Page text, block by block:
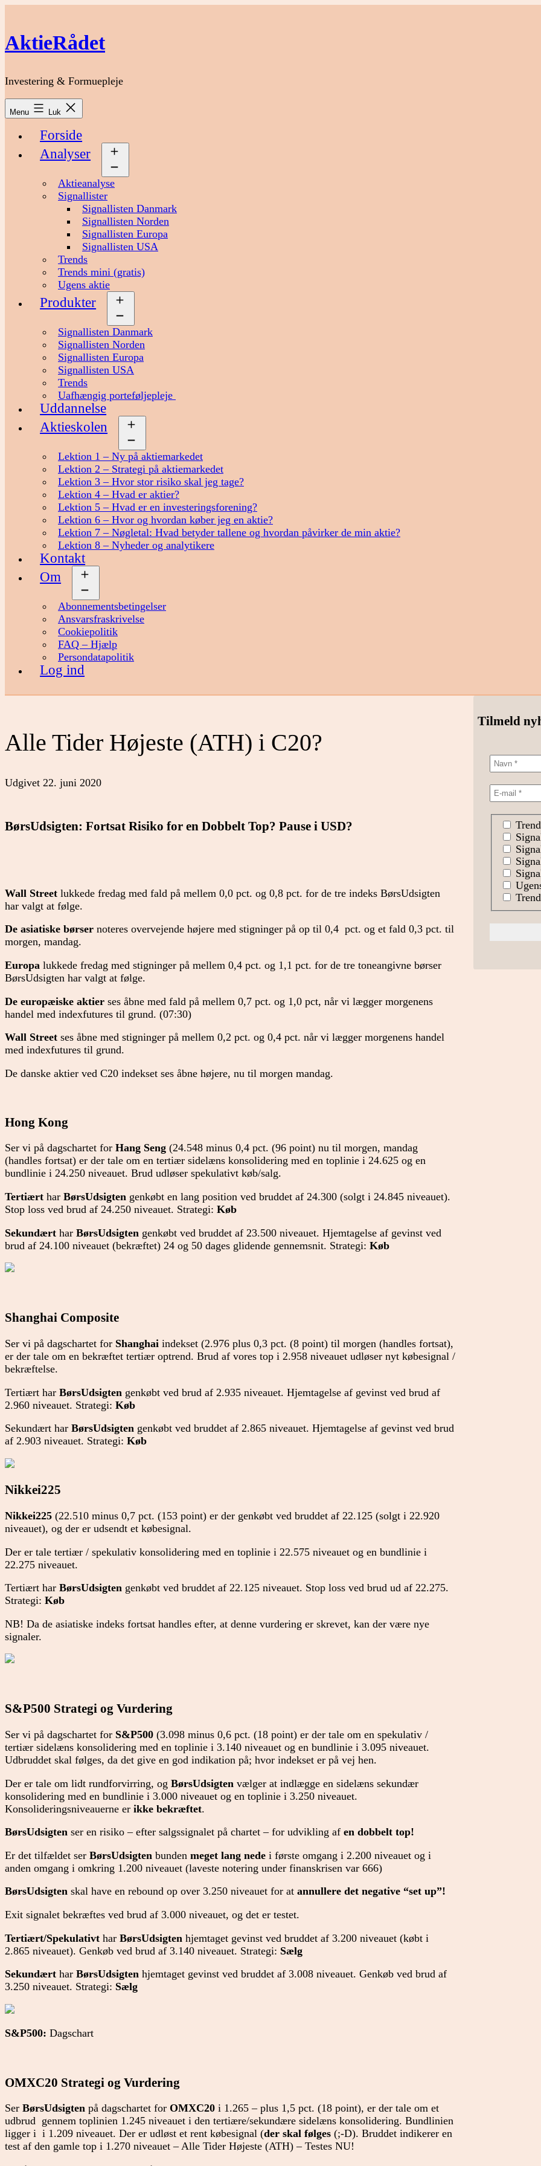
indhold
AktieRådet
Investering & Formuepleje
Menu Luk
Forside
Analyser
Aktieanalyse
Signallister
Signallisten Danmark
Signallisten Norden
Signallisten Europa
Signallisten USA
Trends
Trends mini (gratis)
Ugens aktie
Produkter
Signallisten Danmark
Signallisten Norden
Signallisten Europa
Signallisten USA
Trends
Uafhængig porteføljepleje
Uddannelse
Aktieskolen
Lektion 1 – Ny på aktiemarkedet
Lektion 2 – Strategi på aktiemarkedet
Lektion 3 – Hvor stor risiko skal jeg tage?
Lektion 4 – Hvad er aktier?
Lektion 5 – Hvad er en investeringsforening?
Lektion 6 – Hvor og hvordan køber jeg en aktie?
Lektion 7 – Nøgletal: Hvad betyder tallene og hvordan påvirker de min aktie?
Lektion 8 – Nyheder og analytikere
Kontakt
Om
Abonnementsbetingelser
Ansvarsfraskrivelse
Cookiepolitik
FAQ – Hjælp
Persondatapolitik
Log ind
Alle Tider Højeste (ATH) i C20?
Udgivet 22. juni 2020
BørsUdsigten: Fortsat Risiko for en Dobbelt Top? Pause i USD?
Wall Street lukkede fredag med fald på mellem 0,0 pct. og 0,8 pct. for de tre indeks BørsUdsigten
har valgt at følge.
De asiatiske børser noteres overvejende højere med stigninger på op til 0,4 pct. og et fald 0,3 pct. til
morgen, mandag.
Europa lukkede fredag med stigninger på mellem 0,4 pct. og 1,1 pct. for de tre toneangivne børser
BørsUdsigten har valgt at følge.
De europæiske aktier ses åbne med fald på mellem 0,7 pct. og 1,0 pct, når vi lægger morgenens
handel med indexfutures til grund. (07:30)
Wall Street ses åbne med stigninger på mellem 0,2 pct. og 0,4 pct. når vi lægger morgenens handel
med indexfutures til grund.
De danske aktier ved C20 indekset ses åbne højere, nu til morgen mandag.
Hong Kong
Ser vi på dagschartet for Hang Seng (24.548 minus 0,4 pct. (96 point) nu til morgen, mandag
(handles fortsat) er der tale om en tertiær sidelæns konsolidering med en toplinie i 24.625 og en
bundlinie i 24.250 niveauet. Brud udløser spekulativt køb/salg.
Tertiært har BørsUdsigten genkøbt en lang position ved bruddet af 24.300 (solgt i 24.845 niveauet).
Stop loss ved brud af 24.250 niveauet. Strategi: Køb
Sekundært har BørsUdsigten genkøbt ved bruddet af 23.500 niveauet. Hjemtagelse af gevinst ved
brud af 24.100 niveauet (bekræftet) 24 og 50 dages glidende gennemsnit. Strategi: Køb
Shanghai Composite
Ser vi på dagschartet for Shanghai indekset (2.976 plus 0,3 pct. (8 point) til morgen (handles fortsat),
er der tale om en bekræftet tertiær optrend. Brud af vores top i 2.958 niveauet udløser nyt købesignal /
bekræftelse.
Tertiært har BørsUdsigten genkøbt ved brud af 2.935 niveauet. Hjemtagelse af gevinst ved brud af
2.960 niveauet. Strategi: Køb
Sekundært har BørsUdsigten genkøbt ved bruddet af 2.865 niveauet. Hjemtagelse af gevinst ved brud
af 2.903 niveauet. Strategi: Køb
Nikkei225
Nikkei225 (22.510 minus 0,7 pct. (153 point) er der genkøbt ved bruddet af 22.125 (solgt i 22.920
niveauet), og der er udsendt et købesignal.
Der er tale tertiær / spekulativ konsolidering med en toplinie i 22.575 niveauet og en bundlinie i
22.275 niveauet.
Tertiært har BørsUdsigten genkøbt ved bruddet af 22.125 niveauet. Stop loss ved brud ud af 22.275.
Strategi: Køb
NB! Da de asiatiske indeks fortsat handles efter, at denne vurdering er skrevet, kan der være nye
signaler.
S&P500 Strategi og Vurdering
Ser vi på dagschartet for S&P500 (3.098 minus 0,6 pct. (18 point) er der tale om en spekulativ /
tertiær sidelæns konsolidering med en toplinie i 3.140 niveauet og en bundlinie i 3.095 niveauet.
Udbruddet skal følges, da det give en god indikation på; hvor indekset er på vej hen.
Der er tale om lidt rundforvirring, og BørsUdsigten vælger at indlægge en sidelæns sekundær
konsolidering med en bundlinie i 3.000 niveauet og en toplinie i 3.250 niveauet.
Konsolideringsniveauerne er ikke bekræftet.
BørsUdsigten ser en risiko – efter salgssignalet på chartet – for udvikling af en dobbelt top!
Er det tilfældet ser BørsUdsigten bunden meget lang nede i første omgang i 2.200 niveauet og i
anden omgang i omkring 1.200 niveauet (laveste notering under finanskrisen var 666)
BørsUdsigten skal have en rebound op over 3.250 niveauet for at annullere det negative “set up”!
Exit signalet bekræftes ved brud af 3.000 niveauet, og det er testet.
Tertiært/Spekulativt har BørsUdsigten hjemtaget gevinst ved bruddet af 3.200 niveauet (købt i
2.865 niveauet). Genkøb ved brud af 3.140 niveauet. Strategi: Sælg
Sekundært har BørsUdsigten hjemtaget gevinst ved bruddet af 3.008 niveauet. Genkøb ved brud af
3.250 niveauet. Strategi: Sælg
S&P500: Dagschart
OMXC20 Strategi og Vurdering
Ser BørsUdsigten på dagschartet for OMXC20 i 1.265 – plus 1,5 pct. (18 point), er der tale om et
udbrud gennem toplinien 1.245 niveauet i den tertiære/sekundære sidelæns konsolidering. Bundlinien
ligger i i 1.209 niveauet. Der er udløst et rent købesignal (der skal følges (;-D). Bruddet indikerer en
test af den gamle top i 1.270 niveauet – Alle Tider Højeste (ATH) – Testes NU!
Tilmeld